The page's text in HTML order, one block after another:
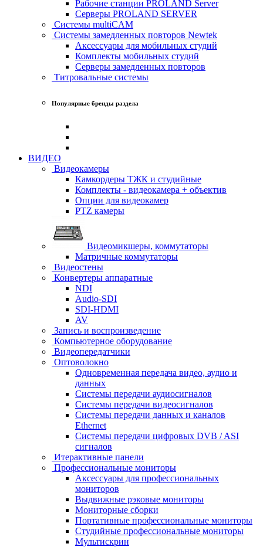
Рабочие станции PROLAND Server
Серверы PROLAND SERVER
Системы multiCAM
Системы замедленных повторов Newtek
Аксессуары для мобильных студий
Комплекты мобильных студий
Серверы замедленных повторов
Титровальные системы
Популярные бренды раздела
ВИДЕО
Видеокамеры
Камкордеры ТЖК и студийные
Комплекты - видеокамера + объектив
Опции для видеокамер
PTZ камеры
Видеомикшеры, коммутаторы
Матричные коммутаторы
Видеостены
Конвертеры аппаратные
NDI
Audio-SDI
SDI-HDMI
AV
Запись и воспроизведение
Компьютерное оборудование
Видеопередатчики
Оптоволокно
Одновременная передача видео, аудио и
данных
Системы передачи аудиосигналов
Системы передачи видеосигналов
Системы передачи данных и каналов
Ethernet
Системы передачи цифровых DVB / ASI
сигналов
Итерактивные панели
Профессиональные мониторы
Аксессуары для профессиональных
мониторов
Выдвижные рэковые мониторы
Мониторные сборки
Портативные профессиональные мониторы
Студийные профессиональные мониторы
Мультискрин